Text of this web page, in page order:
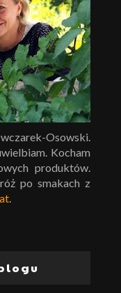
Osowski.
Kocham
produktów.
po smakach z
.